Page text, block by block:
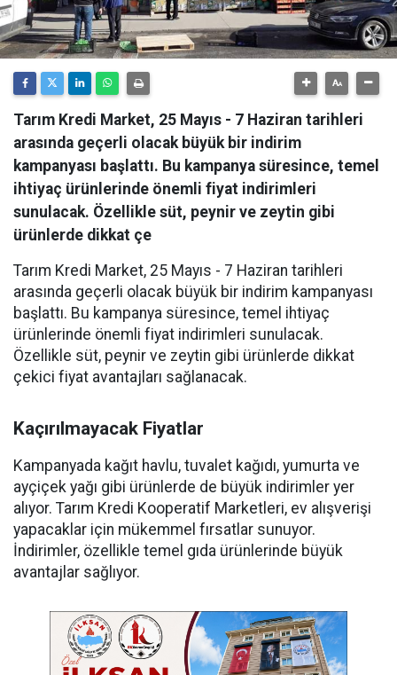
Tarım Kredi Market, 25 Mayıs - 7 Haziran tarihleri
arasında geçerli olacak büyük bir indirim
kampanyası başlattı. Bu kampanya süresince, temel
ihtiyaç ürünlerinde önemli fiyat indirimleri
sunulacak. Özellikle süt, peynir ve zeytin gibi
ürünlerde dikkat çe
Tarım Kredi Market, 25 Mayıs - 7 Haziran tarihleri
arasında geçerli olacak büyük bir indirim kampanyası
başlattı. Bu kampanya süresince, temel ihtiyaç
ürünlerinde önemli fiyat indirimleri sunulacak.
Özellikle süt, peynir ve zeytin gibi ürünlerde dikkat
çekici fiyat avantajları sağlanacak.
Kaçırılmayacak Fiyatlar
Kampanyada kağıt havlu, tuvalet kağıdı, yumurta ve
ayçiçek yağı gibi ürünlerde de büyük indirimler yer
alıyor. Tarım Kredi Kooperatif Marketleri, ev alışverişi
yapacaklar için mükemmel fırsatlar sunuyor.
İndirimler, özellikle temel gıda ürünlerinde büyük
avantajlar sağlıyor.